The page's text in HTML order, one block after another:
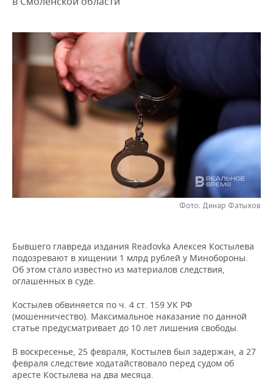
ВУЗЫ ТАТАРСТАНА
КОМУ ПРИНАДЛЕЖАТ
ТОРГОВЫЕ ЦЕНТРЫ
ТАТАРСТАНА
БАНКИ
БЮДЖЕТ
ИНВЕСТИЦИИ
МАШИНОСТРОЕНИЕ
НЕФТЕХИМИЯ
НЕФТЬ
НОВОСТИ НЕДВИЖИМОСТИ
АВТО
НОВОСТИ АВТО
БИЗНЕС
НОВОСТИ БИЗНЕСА
РОЗНИЧНАЯ ТОРГОВЛЯ
ТРАНСПОРТ
УСЛУГИ
ТЕХНОЛОГИИ
НОВОСТИ ТЕХНОЛОГИЙ
МЕДИА
ТЕЛЕКОММУНИКАЦИИ
МЕРОПРИЯТИЯ
НОВОСТИ МЕРОПРИЯТИЙ
ВЫЕЗДНАЯ РЕДАКЦИЯ
СПОРТ
НОВОСТИ СПОРТА
ВОЛЕЙБОЛ
КИБЕРСПОРТ
ФИГУРНОЕ КАТАНИЕ
ХОККЕЙ С МЯЧОМ
ОБЩЕСТВО
НОВОСТИ ОБЩЕСТВА
ИСТОРИЯ
КУЛЬТУРА
МЕДИЦИНА
ПРОИСШЕСТВИЯ
СПИСОК ПЕРСОН
СПИСОК КОМПАНИЙ
ПОЛНАЯ ВЕРСИЯ
Фото: Динар Фатыхов
Бывшего главреда издания Readovka Алексея Костылева
подозревают в хищении 1 млрд рублей у Минобороны.
Об этом стало известно из материалов следствия,
оглашенных в суде.
Костылев обвиняется по ч. 4 ст. 159 УК РФ
(мошенничество). Максимальное наказание по данной
статье предусматривает до 10 лет лишения свободы.
В воскресенье, 25 февраля, Костылев был задержан, а 27
февраля следствие ходатайствовало перед судом об
аресте Костылева на два месяца.